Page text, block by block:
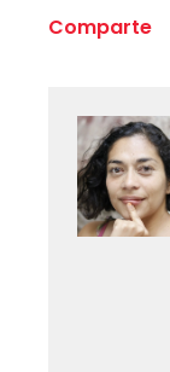
Comparte